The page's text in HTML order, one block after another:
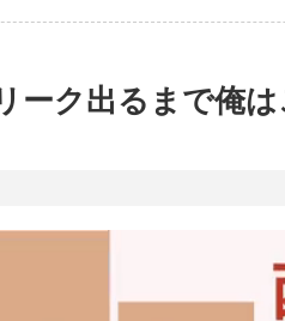
ーク出るまで俺